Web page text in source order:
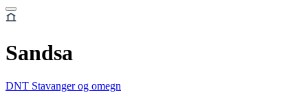
Sandsa
DNT Stavanger og omegn